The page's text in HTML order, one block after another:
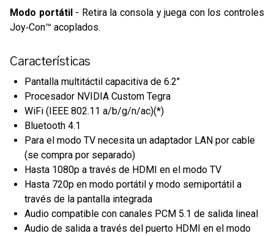
Modo portátil- Retira la consola y juega con los controles
Joy‑Con™ acoplados.
Características
Pantalla multitáctil capacitiva de 6.2"
Procesador NVIDIA Custom Tegra
WiFi (IEEE 802.11 a/b/g/n/ac)(*)
Bluetooth 4.1
Para el modo TV necesita un adaptador LAN por cable
(se compra por separado)
Hasta 1080p a través de HDMI en el modo TV
Hasta 720p en modo portátil y modo semiportátil a
través de la pantalla integrada
Audio compatible con canales PCM 5.1 de salida lineal
Audio de salida a través del puerto HDMI en el modo